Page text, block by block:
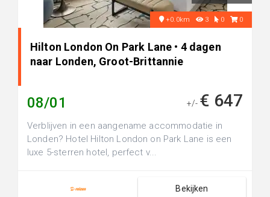
+0.0km 3 0 0
Hilton London On Park Lane • 4 dagen
naar Londen, Groot-Brittannie
08/01 +/- € 647
Verblijven in een aangename accommodatie in
Londen? Hotel Hilton London on Park Lane is een
luxe 5-sterren hotel, perfect v...
Bekijken